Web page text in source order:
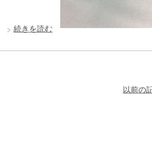
続きを読む
以前の